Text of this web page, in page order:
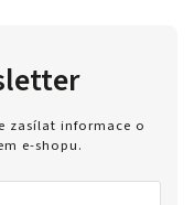
zasílat informace o
e-shopu.